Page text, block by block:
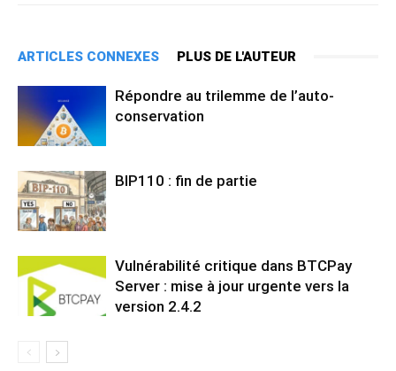
ARTICLES CONNEXES PLUS DE L'AUTEUR
Répondre au trilemme de l’auto-
conservation
BIP110 : fin de partie
Vulnérabilité critique dans BTCPay
Server : mise à jour urgente vers la
version 2.4.2